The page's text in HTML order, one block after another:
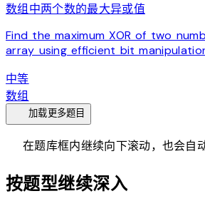
数组中两个数的最大异或值
Find the maximum XOR of two
array using efficient bit
中等
数组
加载更多题目
在题库框内继续向下滚动，也会自
按题型继续深入